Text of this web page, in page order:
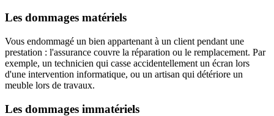
Les dommages matériels
Vous endommagé un bien appartenant à un client pendant une
prestation : l'assurance couvre la réparation ou le remplacement. Par
exemple, un technicien qui casse accidentellement un écran lors
d'une intervention informatique, ou un artisan qui détériore un
meuble lors de travaux.
Les dommages immatériels